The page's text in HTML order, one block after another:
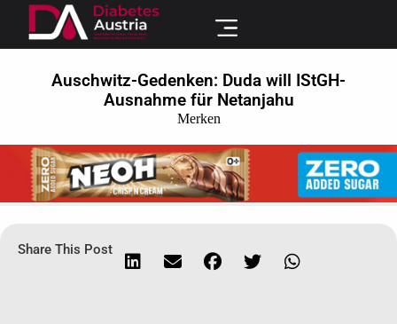
Auschwitz-Gedenken: Duda will IStGH-
Ausnahme für Netanjahu
Merken
Share This Post